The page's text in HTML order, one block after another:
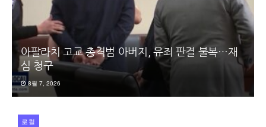
아팔라치 고교 총격범 아버지, 유죄 판결 불복…재
심 청구
8월 7, 2026
로컬